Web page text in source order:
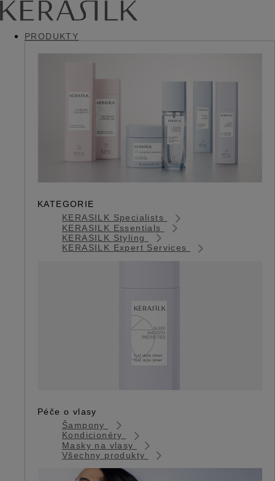
PRODUKTY
KATEGORIE
KERASILK Specialists
KERASILK Essentials
KERASILK Styling
KERASILK Expert Services
Péče o vlasy
Šampony
Kondicionéry
Masky na vlasy
Všechny produkty